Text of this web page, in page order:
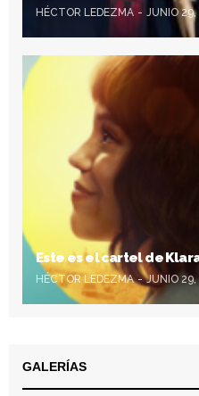
HÉCTOR LEDEZMA JUNIO
Este es el cartel de
HÉCTOR LEDEZMA JUNIO
GALERÍAS